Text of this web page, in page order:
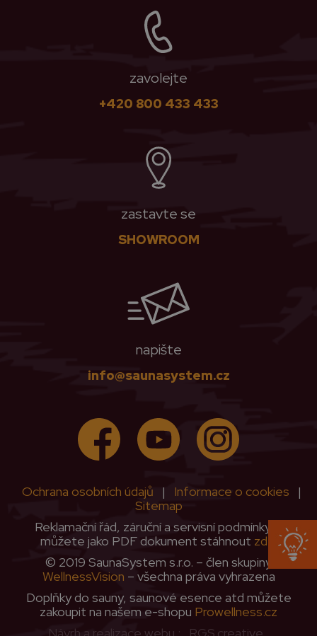
zavolejte
+420 800 433 433
zastavte se
SHOWROOM
napište
info@saunasystem.cz
Ochrana osobních údajů | Informace o cookies
|
Sitemap
Reklamační řád, záruční a servisní podmínky si
můžete jako PDF dokument stáhnout zde
© 2019 SaunaSystem s.r.o. – člen skupiny
WellnessVision – všechna práva vyhrazena
Doplňky do sauny, saunové esence atd můžete
zakoupit na našem e-shopu Prowellness.cz